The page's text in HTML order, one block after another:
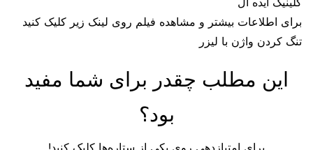
برای اطلاعات بیشتر و مشاهده فیلم روی لینک زیر کلیک کنید
تنگ کردن واژن با لیزر
این مطلب چقدر برای شما مفید
بود؟